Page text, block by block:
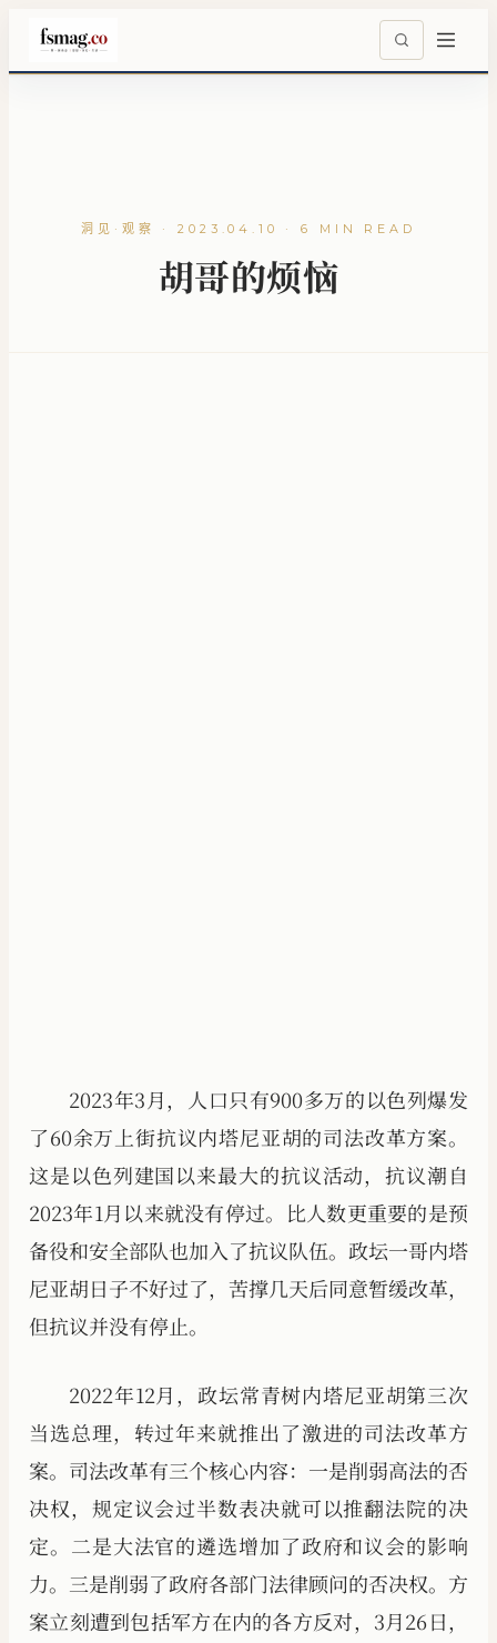
洞见·观察 · 2023.04.10 · 6 MIN READ
胡哥的烦恼
2023年3月，人口只有900多万的以色列爆发
了60余万上街抗议内塔尼亚胡的司法改革方案。
这是以色列建国以来最大的抗议活动，抗议潮自
2023年1月以来就没有停过。比人数更重要的是预
备役和安全部队也加入了抗议队伍。政坛一哥内塔
尼亚胡日子不好过了，苦撑几天后同意暂缓改革，
但抗议并没有停止。
2022年12月，政坛常青树内塔尼亚胡第三次
当选总理，转过年来就推出了激进的司法改革方
案。司法改革有三个核心内容：一是削弱高法的否
决权，规定议会过半数表决就可以推翻法院的决
定。二是大法官的遴选增加了政府和议会的影响
力。三是削弱了政府各部门法律顾问的否决权。方
案立刻遭到包括军方在内的各方反对，3月26日，